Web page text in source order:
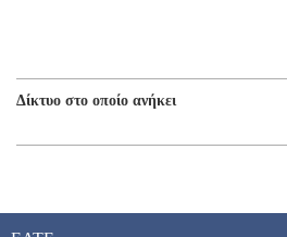
Δίκτυο στο οποίο ανήκει